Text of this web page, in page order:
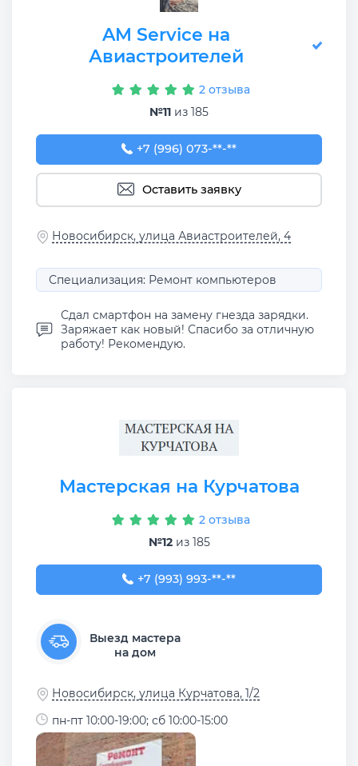
AM Service на
Авиастроителей
2 отзыва
№11 из 185
+7 (996) 073-00-25
+7 (996) 073-**-**
Оставить заявку
Новосибирск, улица Авиастроителей, 4
Специализация: Ремонт компьютеров
Сдал смартфон на замену гнезда зарядки.
Заряжает как новый! Спасибо за отличную
работу! Рекомендую.
Мастерская на Курчатова
2 отзыва
№12из 185
+7 (993) 993-54-53
+7 (993) 993-**-**
Выезд мастера
на дом
Новосибирск, улица Курчатова, 1/2
пн-пт 10:00-19:00; сб 10:00-15:00